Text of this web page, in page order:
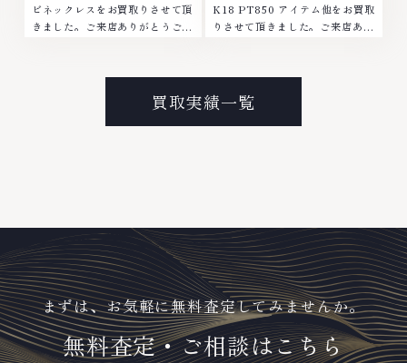
ビネックレスをお買取りさせて頂
きました。ご来店ありがとうござ
ンド品 ブランド衣類 お酒買取り
のことなら、お任せください。な
かでも金・プラチナ等のアクセサ
リー・貴金属・宝石・ダイヤモン
腕時計、多くのお品物の高価買取
りを実現しており、他店ではお値
段の付かなかったお品物でも、一
点一点丁寧に無料で査定します。
お気軽にご連絡ください。TEL:
0120-959-764営業時間: 10:00
～19:00定休日: 年中無休
K18 PT850 アイテム他をお買取
りさせて頂きました。ご来店あり
ンド ブランド品 ブランド衣類 お
酒買取りのことなら、お任せくだ
さい。なかでも金・プラチナ等の
アクセサリー・貴金属・宝石・ダ
てしまった腕時計、多くのお品物
の高価買取りを実現しており、他
店ではお値段の付かなかったお品
物でも、一点一点丁寧に無料で査
定します。お気軽にご連絡くださ
い。TEL: 0120-959-764営業
時間: 10:00～19:00定休日: 年中
無休
買取実績一覧
まずは、お気軽に無料査定してみませんか。
無料査定・ご相談はこちら